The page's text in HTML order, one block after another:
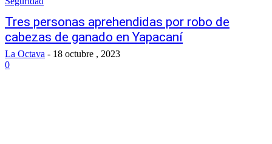
Tres personas aprehendidas por robo de
cabezas de ganado en Yapacaní
La Octava - 18 octubre , 2023
0